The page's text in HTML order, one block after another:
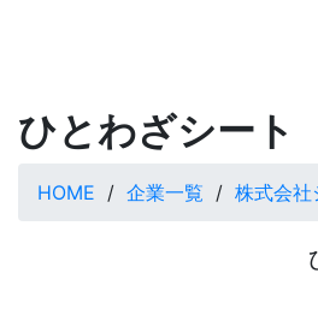
ひとわざシート
HOME 企業一覧 株式会社